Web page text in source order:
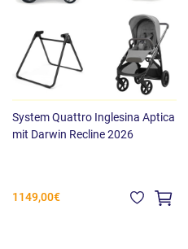
System Quattro Inglesina Aptica
mit Darwin Recline 2026
1149,00€